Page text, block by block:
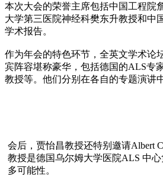
本次大会的荣誉主席包括中国工程院
大学第三医院神经科樊东升教授和中
学术报告。
作为年会的特色环节，全英文学术论
宾阵容堪称豪华，包括德国的ALS专
教授等。他们分别在各自的专题演讲
会后，贾怡昌教授还特别邀请Albert
教授是德国乌尔姆大学医院ALS 中
多可能性。